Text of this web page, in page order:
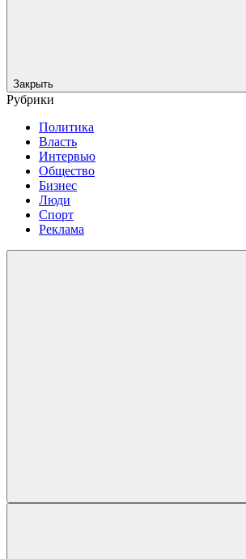
Закрыть
Рубрики
Политика
Власть
Интервью
Общество
Бизнес
Люди
Спорт
Реклама